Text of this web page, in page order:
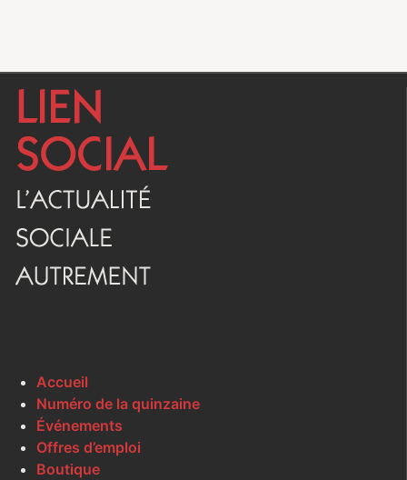
Accueil
Numéro de la quinzaine
Événements
Offres d’emploi
Boutique